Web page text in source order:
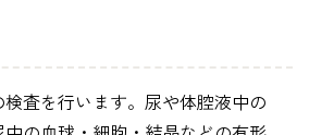
査を行います。尿や体腔液中の